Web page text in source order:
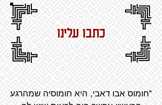
כתבו עלינו
"חומוס אבו דאבי, היא חומוסיה שמהרגע